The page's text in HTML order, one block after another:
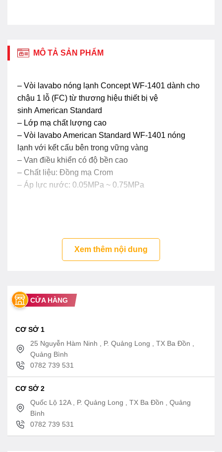
MÔ TẢ SẢN PHẨM
– Vòi lavabo nóng lạnh Concept WF-1401 dành cho
chậu 1 lỗ (FC) từ thương hiệu thiết bị vệ
sinh American Standard
– Lớp mạ chất lượng cao
– Vòi lavabo American Standard WF-1401 nóng
lạnh với kết cấu bên trong vững vàng
– Van điều khiển có độ bền cao
– Chất liệu: Đồng mạ Crom
– Áp lực nước: 0.05MPa ~ 0.75MPa
Xem thêm nội dung
CỬA HÀNG
CƠ SỞ 1
25 Nguyễn Hàm Ninh , P. Quảng Long , TX Ba Đồn ,
Quảng Bình
0782 739 531
CƠ SỞ 2
Quốc Lộ 12A , P. Quảng Long , TX Ba Đồn , Quảng
Bình
0782 739 531